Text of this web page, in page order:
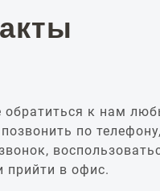
обратиться к нам
по
прийти в офис.